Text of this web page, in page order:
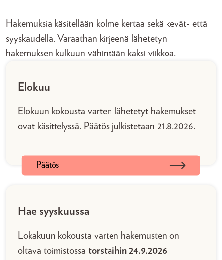
Hakemuksia käsitellään kolme kertaa sekä kevät- että
syyskaudella. Varaathan kirjeenä lähetetyn
hakemuksen kulkuun vähintään kaksi viikkoa.
Elokuu
Elokuun kokousta varten lähetetyt hakemukset
ovat käsittelyssä. Päätös julkistetaan 21.8.2026.
Päätös
Hae syyskuussa
Lokakuun kokousta varten hakemusten on
oltava toimistossa torstaihin 24.9.2026